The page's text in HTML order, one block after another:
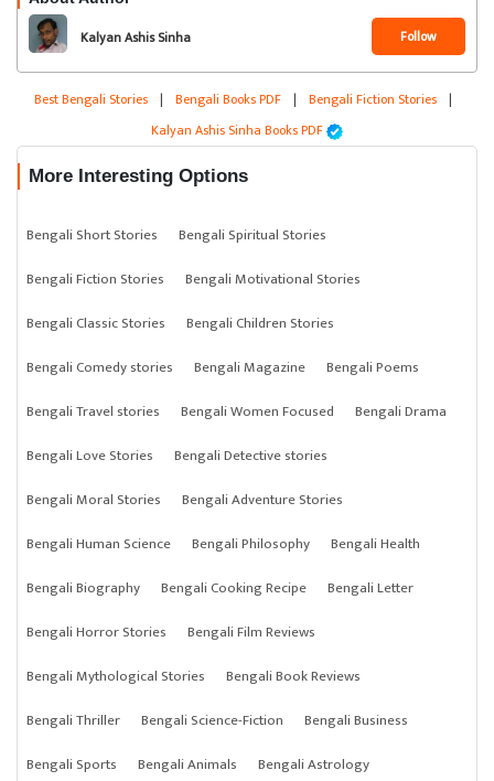
Kalyan Ashis Sinha Follow
Best Bengali Stories | Bengali Books PDF | Bengali Fiction Stories |
Kalyan Ashis Sinha Books PDF
More Interesting Options
Bengali Short Stories
Bengali Spiritual Stories
Bengali Fiction Stories
Bengali Motivational Stories
Bengali Classic Stories
Bengali Children Stories
Bengali Comedy stories
Bengali Magazine
Bengali Poems
Bengali Travel stories
Bengali Women Focused
Bengali Drama
Bengali Love Stories
Bengali Detective stories
Bengali Moral Stories
Bengali Adventure Stories
Bengali Human Science
Bengali Philosophy
Bengali Health
Bengali Biography
Bengali Cooking Recipe
Bengali Letter
Bengali Horror Stories
Bengali Film Reviews
Bengali Mythological Stories
Bengali Book Reviews
Bengali Thriller
Bengali Science-Fiction
Bengali Business
Bengali Sports
Bengali Animals Bengali Astrology